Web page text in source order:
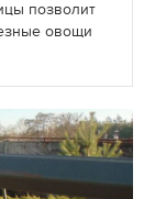
позволит
овощи